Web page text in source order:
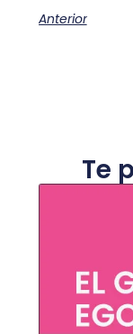
Anterior
Te